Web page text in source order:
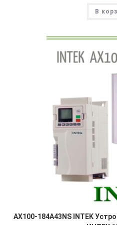
В
AX100-184A43NS INTEK